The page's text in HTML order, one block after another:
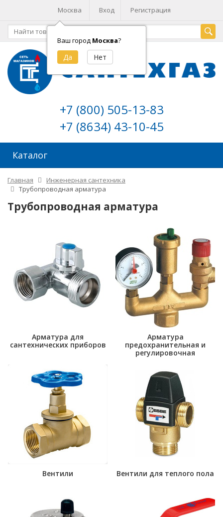
Москва
Ваш город Москва?
Вход Регистрация
+7 (800) 505-13-83
+7 (8634) 43-10-45
Каталог
Главная
Инженерная сантехника
Трубопроводная арматура
Трубопроводная арматура
Арматура для
сантехнических приборов
Арматура
предохранительная и
регулировочная
Вентили Вентили для теплого пола